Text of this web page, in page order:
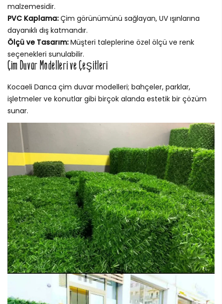
malzemesidir.
PVC Kaplama:Çim görünümünü sağlayan, UV ışınlarına
dayanıklı dış katmandır.
Ölçü ve Tasarım:Müşteri taleplerine özel ölçü ve renk
seçenekleri sunulabilir.
Çim Duvar Modelleri ve Çeşitleri
Kocaeli Darıca çim duvar modelleri; bahçeler, parklar,
işletmeler ve konutlar gibi birçok alanda estetik bir çözüm
sunar.